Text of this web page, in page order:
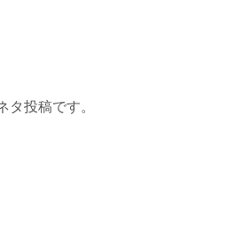
投稿です。